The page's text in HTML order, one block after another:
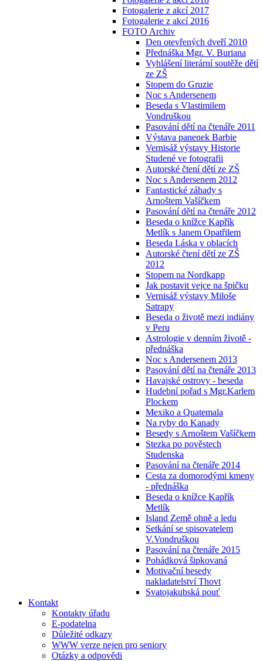
Fotogalerie z akcí 2017
Fotogalerie z akcí 2016
FOTO Archiv
Den otevřených dveří 2010
Přednáška Mgr. V. Buriana
Vyhlášení literární soutěže dětí
ze ZŠ
Stopem do Gruzie
Noc s Andersenem
Beseda s Vlastimilem
Vondruškou
Pasování dětí na čtenáře 2011
Výstava panenek Barbie
Vernisáž výstavy Historie
Studené ve fotografii
Autorské čtení dětí ze ZŠ
Noc s Andersenem 2012
Fantastické záhady s
Arnoštem Vašíčkem
Pasování dětí na čtenáře 2012
Beseda o knížce Kapřík
Metlík s Janem Opatřilem
Beseda Láska v oblacích
Autorské čtení dětí ze ZŠ
2012
Stopem na Nordkapp
Jak postavit vejce na špičku
Vernisáž výstavy Miloše
Satrapy
Beseda o životě mezi indiány
v Peru
Astrologie v denním životě -
přednáška
Noc s Andersenem 2013
Pasování dětí na čtenáře 2013
Havajské ostrovy - beseda
Hudební pořad s Mgr.Karlem
Plockem
Mexiko a Quatemala
Na ryby do Kanady
Besedy s Arnoštem Vašíčkem
Stezka po pověstech
Studenska
Pasování na čtenáře 2014
Cesta za domorodými kmeny
- přednáška
Beseda o knížce Kapřík
Metlík
Island Země ohně a ledu
Setkání se spisovatelem
V.Vondruškou
Pasování na čtenáře 2015
Pohádková šipkovaná
Motivační besedy
nakladatelství Thovt
Svatojakubská pouť
Kontakt
Kontakty úřadu
E-podatelna
Důležité odkazy
WWW verze nejen pro seniory
Otázky a odpovědi